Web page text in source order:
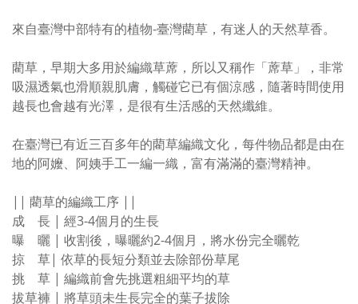
來自臺灣中部特有的植物-臺灣藺草，有迷人的天然草香。
藺草，早期大多用於編織草蓆，所以又稱作「蓆草」，非常
吸濕透氣也滑順親肌膚，觸碰它已有個涼感，隨著時間使用
越長也會越有光澤，是很有生活感的天然纖維。
在臺灣已有近三百多年的藺草編織文化，每件物品都是由在
地的阿嬤、阿姨手工一編一織，富有滿滿的臺灣精神。
|| 藺草的編織工序 ||
成 長 | 經3-4個月的生長
曝 曬 | 收割後，曝曬約2-4個月，將水份完全曬乾
掠 草| 依草的長短分類並去除部份草尾
挑 草 | 編織前會先挑選粗細平均的草
拔草褲 | 將草頭未生長完全的葉子拔除